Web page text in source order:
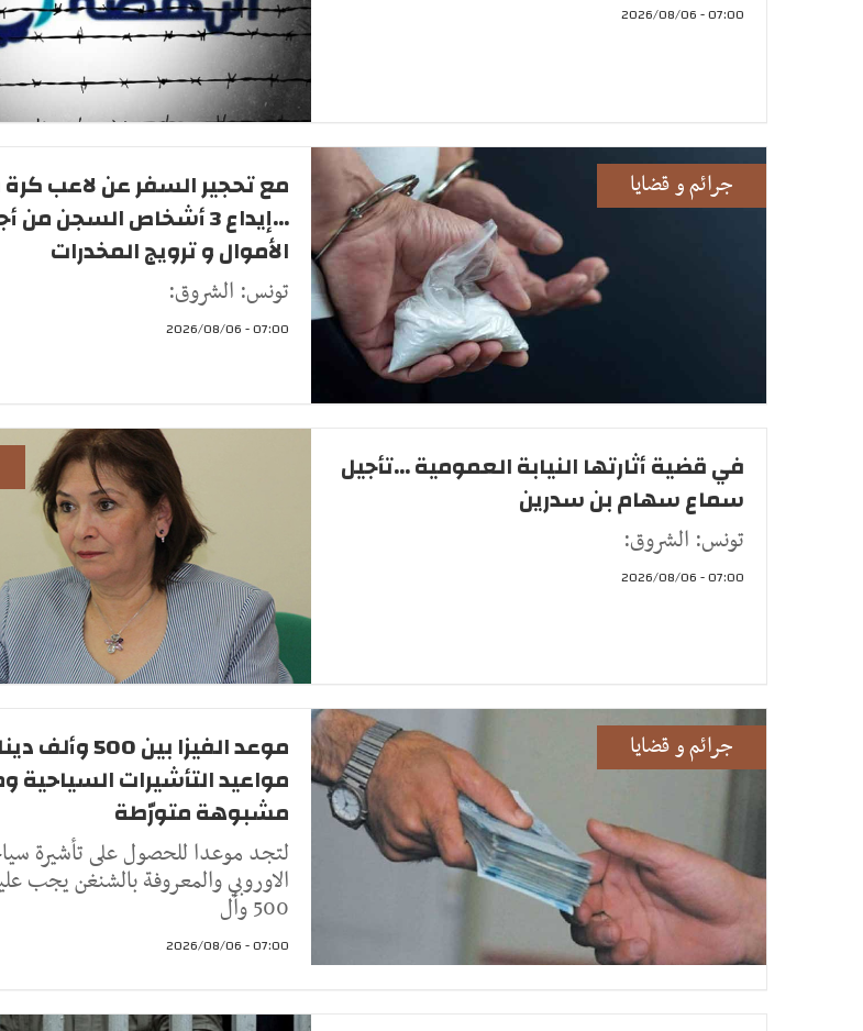
07:00 - 2026/08/06
جرائم و قضايا
مع تحجير السفر عن لاعب
...إيداع 3 أشخاص السجن
الأموال و ترويج المخدرات
تونس: الشروق:
07:00 - 2026/08/06
في قضية أثارتها النيابة العمومية ...تأجيل
سماع سهام بن سدرين
تونس: الشروق:
07:00 - 2026/08/06
جرائم و قضايا
موعد الفيزا بين
مواعيد التأشيرات السياحية
مشبوهة متورّطة
لتجد موعدا للحصول على تأشيرة
الاوروبي والمعروفة بالشنغن يجب
500 وأل
07:00 - 2026/08/06